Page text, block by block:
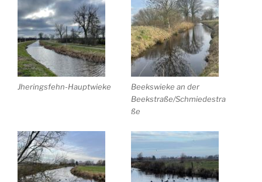
Jheringsfehn-Hauptwieke
Beekswieke an der
Beekstraße/Schmiedestra
ße